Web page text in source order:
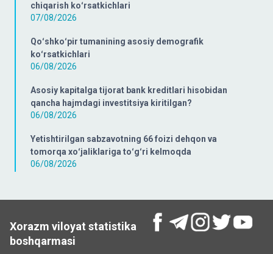
chiqarish koʻrsatkichlari
07/08/2026
Qoʻshkoʻpir tumanining asosiy demografik
koʻrsatkichlari
06/08/2026
Asosiy kapitalga tijorat bank kreditlari hisobidan
qancha hajmdagi investitsiya kiritilgan?
06/08/2026
Yetishtirilgan sabzavotning 66 foizi dehqon va
tomorqa xoʻjaliklariga toʻgʻri kelmoqda
06/08/2026
Xorazm viloyat statistika
boshqarmasi